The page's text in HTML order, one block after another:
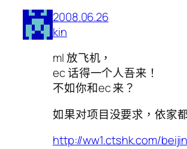
2008.06.26
kin
ml 放飞机，
ec 话得一个人吾来！
不如你和ec 来？
如果对项目没要求，依家
http://ww1.ctshk.com/